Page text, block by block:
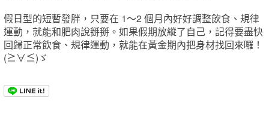
假日型的短暫發胖，只要在 1～2 個月內好好調整飲食、規律
運動，就能和肥肉說掰掰。如果假期放縱了自己，記得要盡快
回歸正常飲食、規律運動，就能在黃金期內把身材找回來囉！
(≧∀≦)ゞ